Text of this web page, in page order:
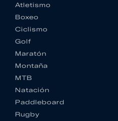
Atletismo
Boxeo
Ciclismo
Golf
Maratón
Montaña
MTB
Natación
Paddleboard
Rugby